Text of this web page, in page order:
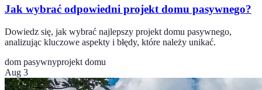
Jak wybrać odpowiedni projekt domu pasywnego?
Dowiedz się, jak wybrać najlepszy projekt domu pasywnego,
analizując kluczowe aspekty i błędy, które należy unikać.
dom pasywnyprojekt domu
Aug 3